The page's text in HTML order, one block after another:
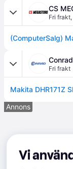
CS
Fri frakt,
Conrad
Fri frakt
Annons
Vi